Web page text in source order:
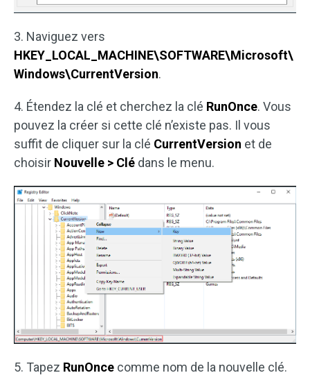
3. Naviguez vers
HKEY_LOCAL_MACHINE\SOFTWARE\Microsoft\
Windows\CurrentVersion.
4. Étendez la clé et cherchez la clé RunOnce. Vous
pouvez la créer si cette clé n’existe pas. Il vous
suffit de cliquer sur la clé CurrentVersion et de
choisir Nouvelle > Clé dans le menu.
5. Tapez RunOnce comme nom de la nouvelle clé.